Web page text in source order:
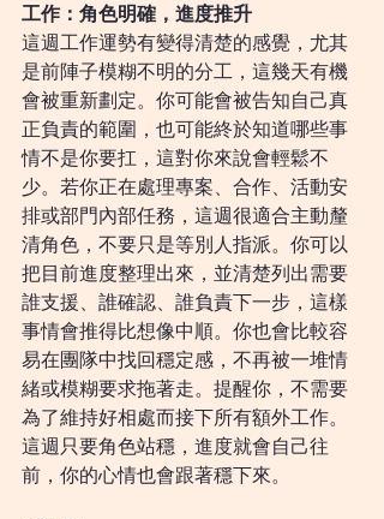
工作：角色明確，進度推升
這週工作運勢有變得清楚的感覺，尤其
是前陣子模糊不明的分工，這幾天有機
會被重新劃定。你可能會被告知自己真
正負責的範圍，也可能終於知道哪些事
情不是你要扛，這對你來說會輕鬆不
少。若你正在處理專案、合作、活動安
排或部門內部任務，這週很適合主動釐
清角色，不要只是等別人指派。你可以
把目前進度整理出來，並清楚列出需要
誰支援、誰確認、誰負責下一步，這樣
事情會推得比想像中順。你也會比較容
易在團隊中找回穩定感，不再被一堆情
緒或模糊要求拖著走。提醒你，不需要
為了維持好相處而接下所有額外工作。
這週只要角色站穩，進度就會自己往
前，你的心情也會跟著穩下來。